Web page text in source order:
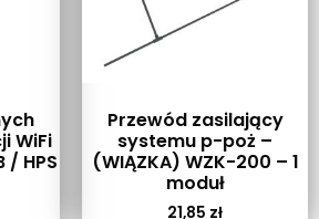
WiFi
/ HPS
Przewód zasilający
systemu p-poż –
(WIĄZKA) WZK-200 – 1
moduł
21,85 zł